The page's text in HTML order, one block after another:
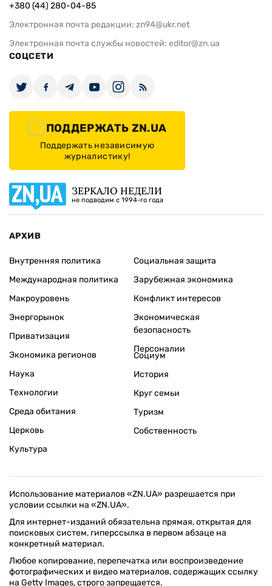
+380 (44) 280-04-85
Электронная почта редакции: zn94@ukr.net
Электронная почта службы новостей: editor@zn.ua
СОЦСЕТИ
ПОДДЕРЖАТЬ ZN.UA
Поддержать независимую
журналистику!
ЗЕРКАЛО НЕДЕЛИ
не подводим с 1994-го года
АРХИВ
Внутренняя политика
Международная политика
Макроуровень
Энергорынок
Приватизация
Экономика регионов
Социальная защита
Зарубежная экономика
Конфликт интересов
Экономическая
безопасность
Персоналии
Наука
Технологии
Среда обитания
Церковь
Культура
Социум
История
Круг семьи
Туризм
Собственность
Использование материалов «ZN.UA» разрешается при
условии ссылки на «ZN.UA».
Для интернет-изданий обязательна прямая, открытая для
поисковых систем, гиперссылка в первом абзаце на
конкретный материал.
Любое копирование, перепечатка или воспроизведение
фотографических и видео материалов, содержащих ссылку
на Getty Images, строго запрещается.